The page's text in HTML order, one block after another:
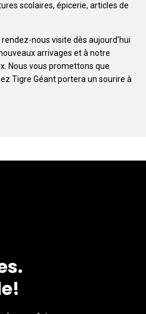
scolaires, épicerie, articles de
nous visite dès aujourd’hui
arrivages et à notre
Nous vous promettons que
Tigre Géant portera un sourire à